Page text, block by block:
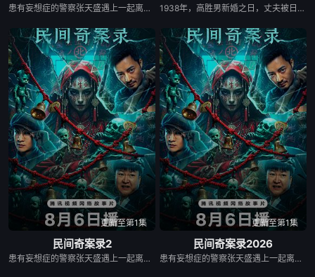
患有妄想症的警察张天盛遇上一起离奇的神像杀人事件，勘案过程中，牵引出“婴胎报仇”，“娘娘索命”等一连串妖异事件，张天盛虽被种种诡怪幻象阻碍，却坚信这是藏在迷信后的人为诡计，勇于向封建传统宣战，敢于破除流传已久的迷信糟粕，最终，在战胜妄想症的同时，成功还原真相，伸张正义。 1938年，高胜男新婚之日，丈夫被日军残害，父辈亦遭屠戮。她举枪聚义，屡袭敌寇威震四方，后得八路军指点决心投身革命。日军欲诱杀高胜男，她孤身赴战舍命换乡亲周全。千钧一发间，八路军突袭而至全歼敌寇，高胜男血染沙场，生死未卜……
更新至第1集
民间奇案录2
患有妄想症的警察张天盛遇上一起离奇的神像杀人事件，勘案过程中，牵引出“婴胎报仇”，“娘娘索命”等一连串妖异事件，张天盛虽被种种诡怪幻象阻碍，却坚信这是藏在迷信后的人为诡计，勇于向封建传统宣战，敢于破除流传已久的迷信糟粕，最终，在战胜妄想症的同时，成功还原真相，伸张正义。
更新至第1集
民间奇案录2026
患有妄想症的警察张天盛遇上一起离奇的神像杀人事件，勘案过程中，牵引出“婴胎报仇”，“娘娘索命”等一连串妖异事件，张天盛虽被种种诡怪幻象阻碍，却坚信这是藏在迷信后的人为诡计，勇于向封建传统宣战，敢于破除流传已久的迷信糟粕，最终，在战胜妄想症的同时，成功还原真相，伸张正义。